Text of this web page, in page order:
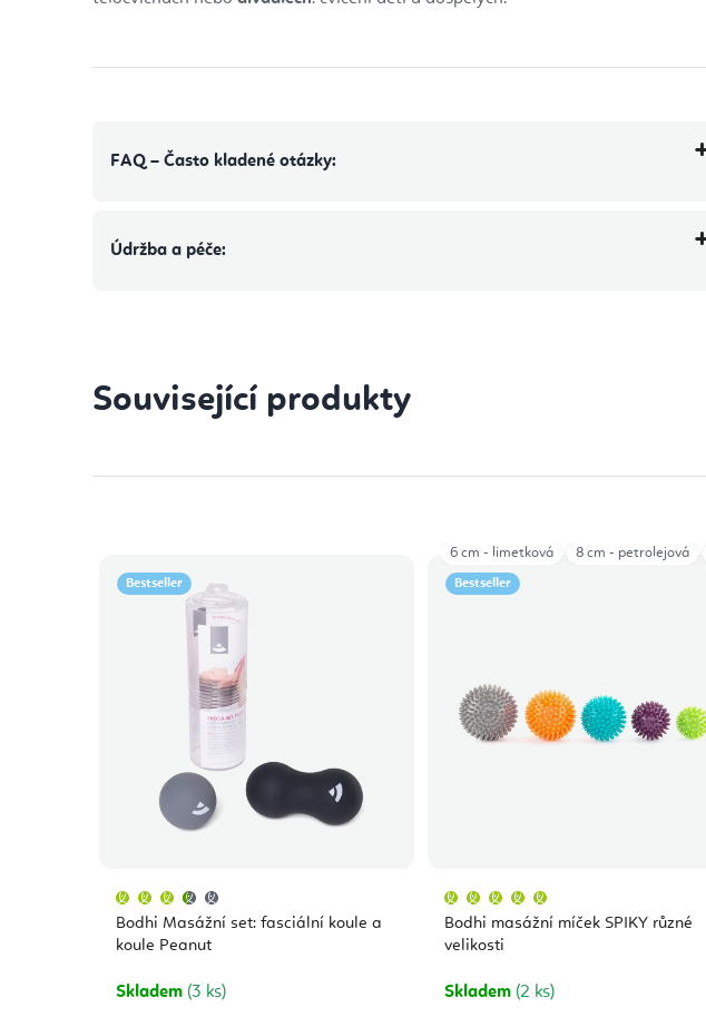
FAQ – Často kladené otázky:
Údržba a péče:
Související produkty
Bestseller
Bodhi Masážní set: fasciální koule a
koule Peanut
produktu
je
hvězdiček.
Skladem (3 ks)
Bestseller
Bodhi masážní míček SPIKY různé
velikosti
produktu
je
hvězdiček.
Skladem (2 ks)
6 cm - limetková 8 cm - petrolejová